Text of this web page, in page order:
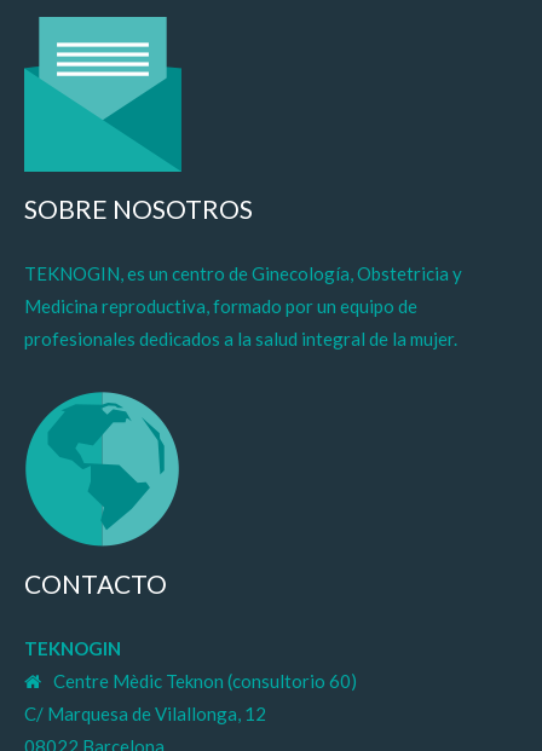
SOBRE NOSOTROS
TEKNOGIN, es un centro de Ginecología, Obstetricia y
Medicina reproductiva, formado por un equipo de
profesionales dedicados a la salud integral de la mujer.
CONTACTO
TEKNOGIN
Centre Mèdic Teknon (consultorio 60)
C/ Marquesa de Vilallonga, 12
08022 Barcelona